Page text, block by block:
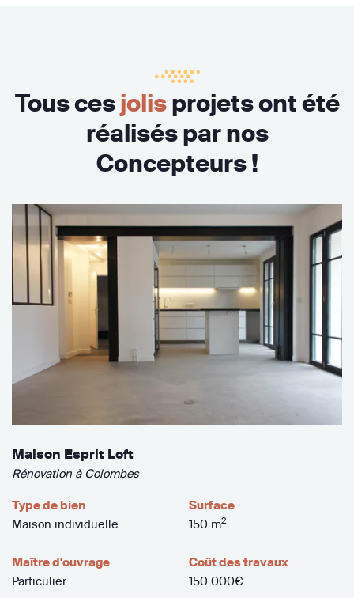
Tous cesjolisprojets ont été
réalisés par nos
Concepteurs !
Maison Esprit Loft
Rénovation à Colombes
Type de bien
Maison individuelle
Surface
150 m2
Maître d'ouvrage
Particulier
Coût des travaux
150 000€